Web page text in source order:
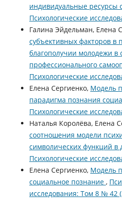
индивидуальные ресурсы
Психологические
Галина Эйдельман, Елена
субъективных факторов в
благополучии молодежи в
профессионального
Психологические
Елена Сергиенко, Модель
парадигма познания
Психологические
Наталья Королёва, Елена
соотношения модели
символических функций в
Психологические
Елена Сергиенко, Модель
социальное познание ,
исследования: Том 8 № 42